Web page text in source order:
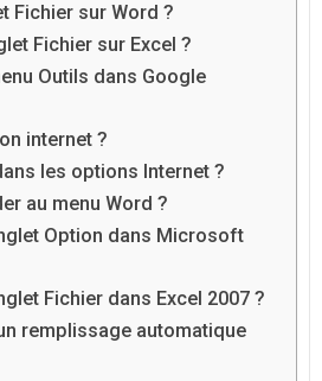
Fichier sur Word ?
Fichier sur Excel ?
Outils dans Google
internet ?
les options Internet ?
au menu Word ?
Option dans Microsoft
Fichier dans Excel 2007 ?
remplissage automatique